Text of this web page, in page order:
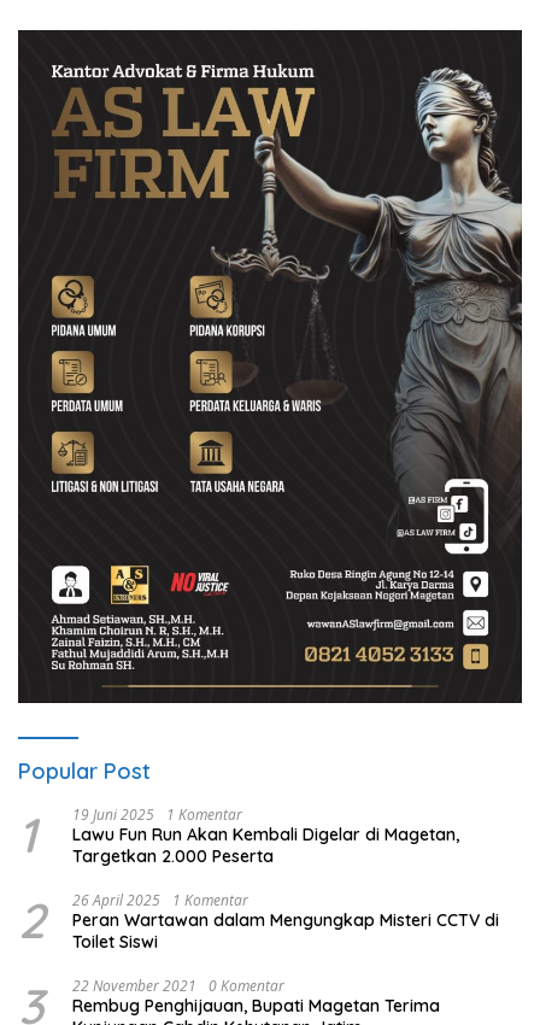
Popular Post
1 19 Juni 2025 1 Komentar
Lawu Fun Run Akan Kembali Digelar di Magetan,
Targetkan 2.000 Peserta
2 26 April 2025 1 Komentar
Peran Wartawan dalam Mengungkap Misteri CCTV di
Toilet Siswi
3 22 November 2021 0 Komentar
Rembug Penghijauan, Bupati Magetan Terima